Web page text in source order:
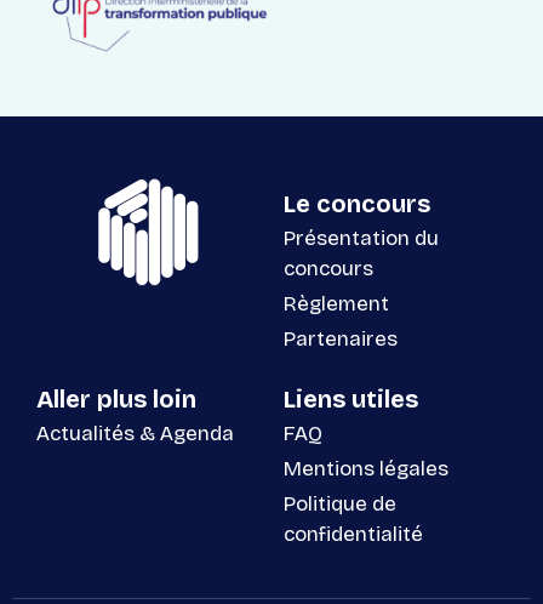
Le concours
Présentation du
concours
Règlement
Partenaires
Aller plus loin
Actualités & Agenda
Liens utiles
FAQ
Mentions légales
Politique de
confidentialité